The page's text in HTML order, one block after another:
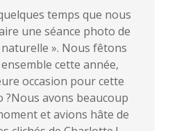
temps que nous
une séance photo de
». Nous fêtons
cette année,
occasion pour cette
?Nous avons beaucoup
et avions hâte de